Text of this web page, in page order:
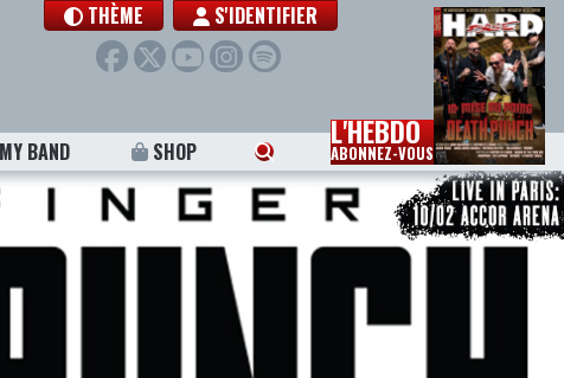
THÈME S'IDENTIFIER
MY BAND SHOP L'HEBDO
ABONNEZ-VOUS